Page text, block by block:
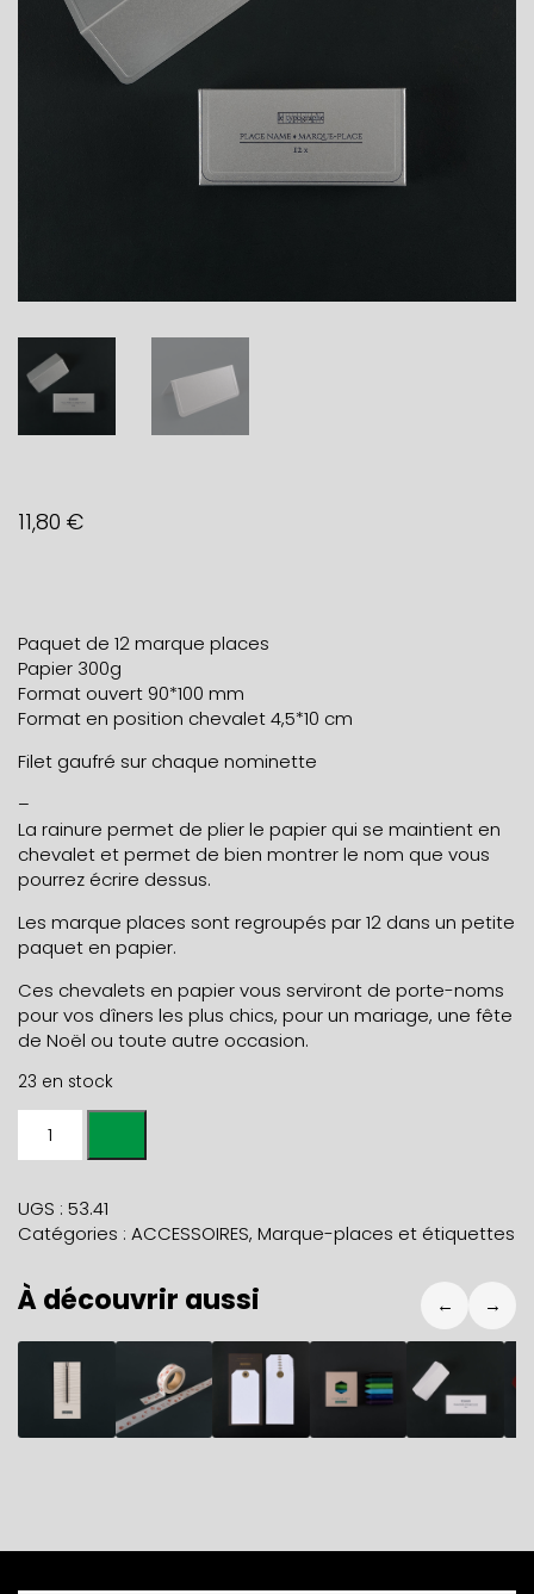
11,80 €
Paquet de 12 marque places
Papier 300g
Format ouvert 90*100 mm
Format en position chevalet 4,5*10 cm
Filet gaufré sur chaque nominette
–
La rainure permet de plier le papier qui se maintient en
chevalet et permet de bien montrer le nom que vous
pourrez écrire dessus.
Les marque places sont regroupés par 12 dans un petite
paquet en papier.
Ces chevalets en papier vous serviront de porte-noms
pour vos dîners les plus chics, pour un mariage, une fête
de Noël ou toute autre occasion.
23 en stock
12
MARQUE-
gaufrés
UGS : 53.41
Catégories : ACCESSOIRES, Marque-places et étiquettes
À découvrir aussi
8,70€ 3,50€ 6,90 € 11,80
← →